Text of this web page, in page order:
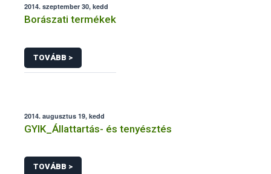
2014. szeptember 30, kedd
Borászati termékek
TOVÁBB >
2014. augusztus 19, kedd
GYIK_Állattartás- és tenyésztés
TOVÁBB >